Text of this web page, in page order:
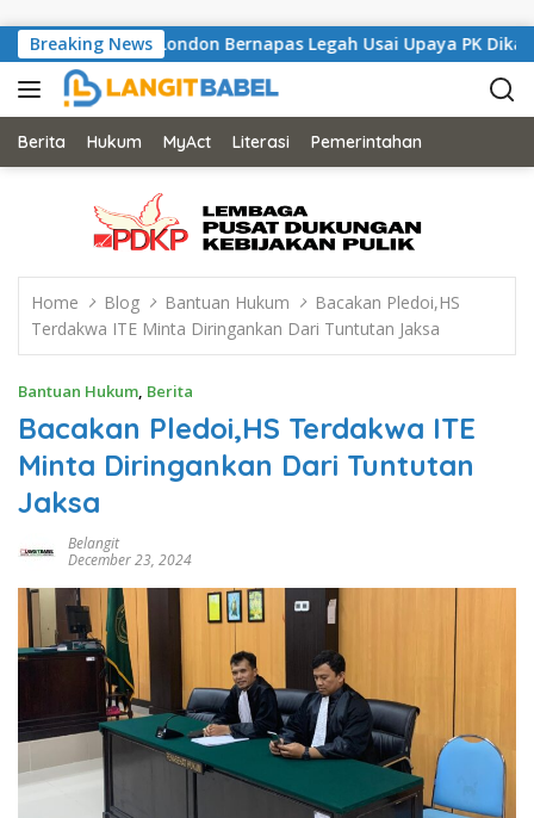
Breaking News
Asal London Bernapas Legah Usai Upaya PK Dikabulkan MA
Berita Hukum MyAct Literasi Pemerintahan
Home Blog Bantuan Hukum
Bacakan Pledoi,HS
Terdakwa ITE Minta Diringankan Dari Tuntutan Jaksa
Bantuan Hukum, Berita
Bacakan Pledoi,HS Terdakwa ITE
Minta Diringankan Dari Tuntutan
Jaksa
Belangit
December 23, 2024